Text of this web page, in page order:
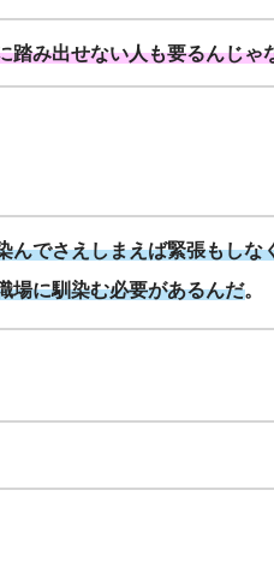
踏み出せない人も要るんじゃ
でさえしまえば緊張もしな
に馴染む必要があるんだ。